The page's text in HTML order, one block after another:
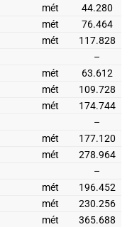
mét
44.280
mét
76.464
mét
117.828
–
mét
63.612
mét
109.728
mét
174.744
–
mét
177.120
mét
278.964
–
mét
196.452
mét
230.256
mét
365.688